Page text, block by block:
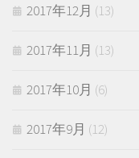
2017年12月 (13)
2017年11月 (13)
2017年10月 (6)
2017年9月 (12)